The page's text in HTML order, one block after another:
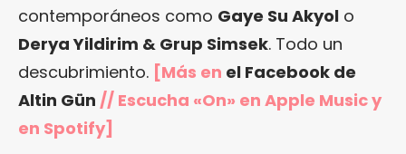
contemporáneos como Gaye Su Akyol o
Derya Yildirim & Grup Simsek. Todo un
descubrimiento. [Más en el Facebook de
Altin Gün // Escucha «On» en Apple Musicy
en Spotify]